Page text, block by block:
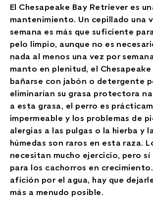
El Chesapeake Bay Retriever es
mantenimiento. Un cepillado una
semana es más que suficiente
pelo limpio, aunque no es
nada al menos una vez por
manto en plenitud, el
bañarse con jabón o detergente
eliminarían su grasa protectora
a esta grasa, el perro es
impermeable y los problemas de
alergias a las pulgas o la hierba y
húmedas son raros en esta raza.
necesitan mucho ejercicio, pero
para los cachorros en
afición por el agua, hay que
más a menudo posible.